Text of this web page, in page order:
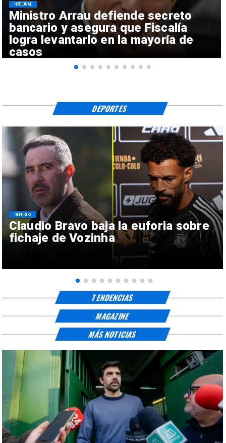
Ministro Arrau defiende secreto
bancario y asegura que Fiscalía
logra levantarlo en la mayoría de
casos
NACIONAL
Claudio Bravo baja la euforia sobre
fichaje de Vozinha
DEPORTES
DEPORTES
TENDENCIAS
MAGAZINE
MÁS NOTICIAS